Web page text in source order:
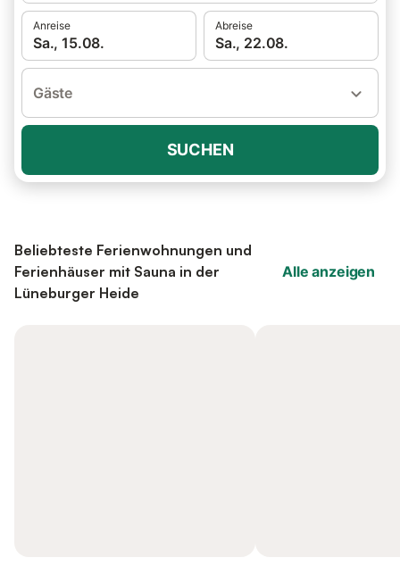
Anreise
Sa., 15.08.
Abreise
Sa., 22.08.
Gäste
SUCHEN
Beliebteste Ferienwohnungen und
Ferienhäuser mit Sauna in der
Lüneburger Heide
Alle anzeigen